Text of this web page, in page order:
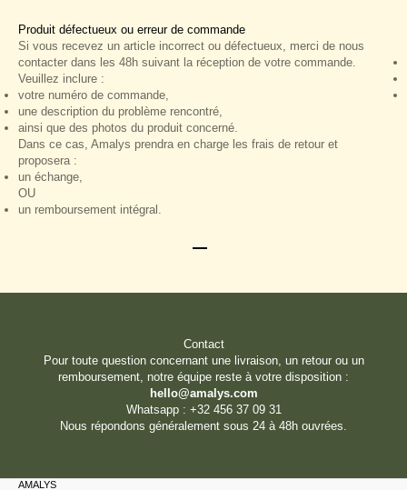
Produit défectueux ou erreur de commande
Si vous recevez un article incorrect ou défectueux, merci de nous
contacter dans les 48h suivant la réception de votre commande.
Veuillez inclure :
votre numéro de commande,
une description du problème rencontré,
ainsi que des photos du produit concerné.
Dans ce cas, Amalys prendra en charge les frais de retour et
proposera :
un échange,
OU
un remboursement intégral.
Contact
Pour toute question concernant une livraison, un retour ou un
remboursement, notre équipe reste à votre disposition :
hello@amalys.com
Whatsapp : +32 456 37 09 31
Nous répondons généralement sous 24 à 48h ouvrées.
AMALYS